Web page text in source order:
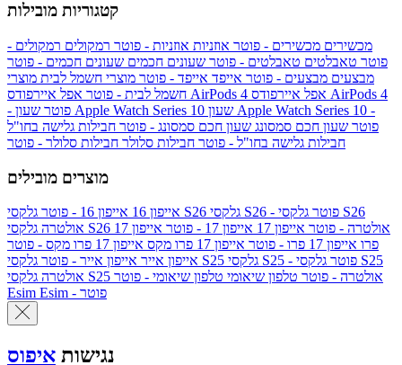
קטגוריות מובילות
מכשירים מכשירים - פוטר אוזניות אוזניות - פוטר רמקולים רמקולים -
פוטר טאבלטים טאבלטים - פוטר שעונים חכמים שעונים חכמים - פוטר
מבצעים מבצעים - פוטר אייפד אייפד - פוטר מוצרי חשמל לבית מוצרי
חשמל לבית - פוטר אפל איירפודס AirPods 4 אפל איירפודס AirPods 4
- פוטר שעון Apple Watch Series 10 שעון Apple Watch Series 10 -
פוטר שעון חכם סמסונג שעון חכם סמסונג - פוטר חבילות גלישה בחו"ל
חבילות גלישה בחו"ל - פוטר חבילות סלולר חבילות סלולר - פוטר
מוצרים מובילים
אייפון 16 אייפון 16 - פוטר גלקסי S26 גלקסי S26 - פוטר גלקסי S26
אולטרה
גלקסי S26 אולטרה - פוטר אייפון 17 אייפון 17 - פוטר
אייפון 17
פרו אייפון 17 פרו - פוטר אייפון 17 פרו מקס
אייפון 17 פרו מקס - פוטר
אייפון אייר אייפון אייר - פוטר גלקסי S25 גלקסי S25 - פוטר גלקסי S25
אולטרה
גלקסי S25 אולטרה - פוטר טלפון שיאומי טלפון שיאומי - פוטר
Esim
Esim - פוטר
נגישות איפוס